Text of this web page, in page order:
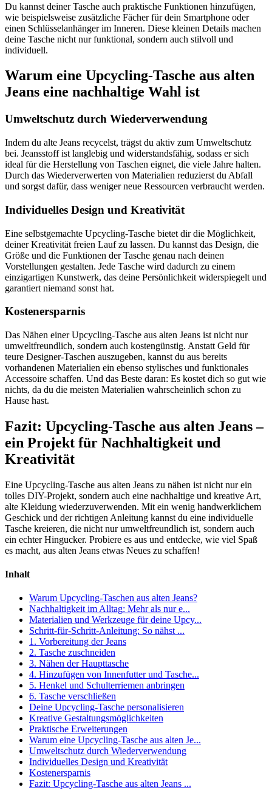
Du kannst deiner Tasche auch praktische Funktionen hinzufügen,
wie beispielsweise zusätzliche Fächer für dein Smartphone oder
einen Schlüsselanhänger im Inneren. Diese kleinen Details machen
deine Tasche nicht nur funktional, sondern auch stilvoll und
individuell.
Warum eine Upcycling-Tasche aus alten
Jeans eine nachhaltige Wahl ist
Umweltschutz durch Wiederverwendung
Indem du alte Jeans recycelst, trägst du aktiv zum Umweltschutz
bei. Jeansstoff ist langlebig und widerstandsfähig, sodass er sich
ideal für die Herstellung von Taschen eignet, die viele Jahre halten.
Durch das Wiederverwerten von Materialien reduzierst du Abfall
und sorgst dafür, dass weniger neue Ressourcen verbraucht werden.
Individuelles Design und Kreativität
Eine selbstgemachte Upcycling-Tasche bietet dir die Möglichkeit,
deiner Kreativität freien Lauf zu lassen. Du kannst das Design, die
Größe und die Funktionen der Tasche genau nach deinen
Vorstellungen gestalten. Jede Tasche wird dadurch zu einem
einzigartigen Kunstwerk, das deine Persönlichkeit widerspiegelt und
garantiert niemand sonst hat.
Kostenersparnis
Das Nähen einer Upcycling-Tasche aus alten Jeans ist nicht nur
umweltfreundlich, sondern auch kostengünstig. Anstatt Geld für
teure Designer-Taschen auszugeben, kannst du aus bereits
vorhandenen Materialien ein ebenso stylisches und funktionales
Accessoire schaffen. Und das Beste daran: Es kostet dich so gut wie
nichts, da du die meisten Materialien wahrscheinlich schon zu
Hause hast.
Fazit: Upcycling-Tasche aus alten Jeans –
ein Projekt für Nachhaltigkeit und
Kreativität
Eine Upcycling-Tasche aus alten Jeans zu nähen ist nicht nur ein
tolles DIY-Projekt, sondern auch eine nachhaltige und kreative Art,
alte Kleidung wiederzuverwenden. Mit ein wenig handwerklichem
Geschick und der richtigen Anleitung kannst du eine individuelle
Tasche kreieren, die nicht nur umweltfreundlich ist, sondern auch
ein echter Hingucker. Probiere es aus und entdecke, wie viel Spaß
es macht, aus alten Jeans etwas Neues zu schaffen!
Inhalt
Warum Upcycling-Taschen aus alten Jeans?
Nachhaltigkeit im Alltag: Mehr als nur e...
Materialien und Werkzeuge für deine Upcy...
Schritt-für-Schritt-Anleitung: So nähst ...
1. Vorbereitung der Jeans
2. Tasche zuschneiden
3. Nähen der Haupttasche
4. Hinzufügen von Innenfutter und Tasche...
5. Henkel und Schulterriemen anbringen
6. Tasche verschließen
Deine Upcycling-Tasche personalisieren
Kreative Gestaltungsmöglichkeiten
Praktische Erweiterungen
Warum eine Upcycling-Tasche aus alten Je...
Umweltschutz durch Wiederverwendung
Individuelles Design und Kreativität
Kostenersparnis
Fazit: Upcycling-Tasche aus alten Jeans ...